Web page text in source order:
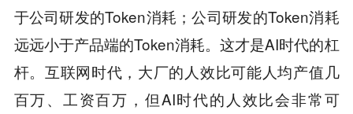
于公司研发的Token消耗；公司研发的Token消耗
远远小于产品端的Token消耗。这才是AI时代的杠
杆。互联网时代，大厂的人效比可能人均产值几
百万、工资百万，但AI时代的人效比会非常可